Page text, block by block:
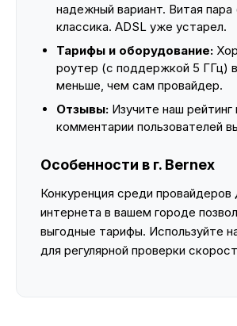
надежный вариант. Витая
классика. ADSL уже устарел.
Тарифы и оборудование:
роутер (с поддержкой 5 ГГц)
меньше, чем сам провайдер.
Отзывы: Изучите наш рейтинг
комментарии пользователей
Особенности в г. Bernex
Конкуренция среди
интернета в вашем городе
выгодные тарифы. Используйте
для регулярной проверки